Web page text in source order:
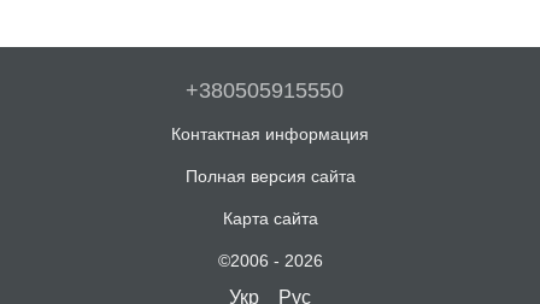
+380505915550
Контактная информация
Полная версия сайта
Карта сайта
©2006 - 2026
Укр Рус